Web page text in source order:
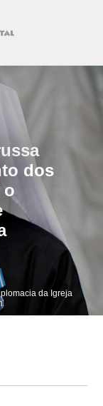
dos
o
da Igreja